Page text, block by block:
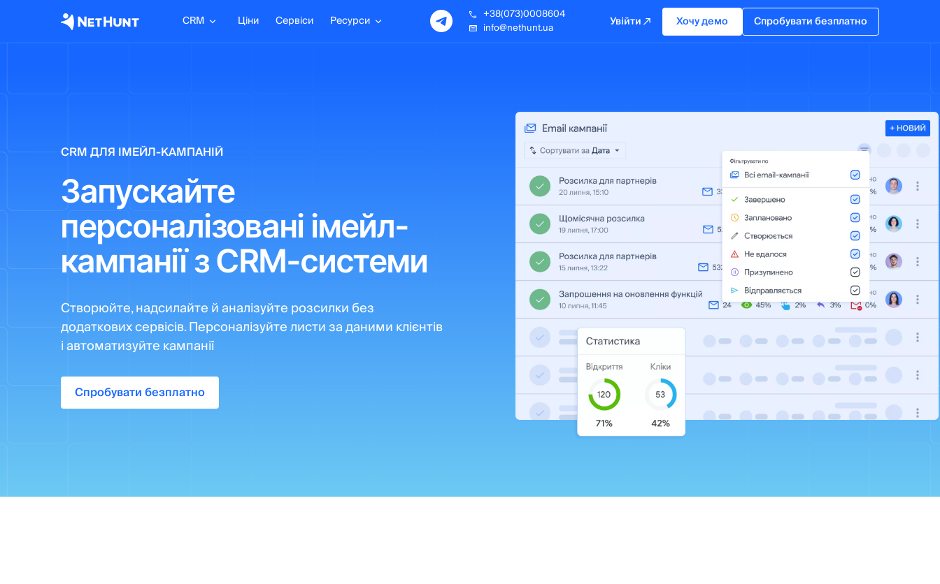
CRM Ціни Сервіси Ресурси
+38(073)0008604
info@nethunt.ua
Увійти Хочу демо Спробувати безплатно
CRM ДЛЯ ІМЕЙЛ-КАМПАНІЙ
Запускайте
персоналізовані імейл-
кампанії з CRM-системи
Створюйте, надсилайте й аналізуйте розсилки без
додаткових сервісів. Персоналізуйте листи за даними клієнтів
і автоматизуйте кампанії
Спробувати безплатно